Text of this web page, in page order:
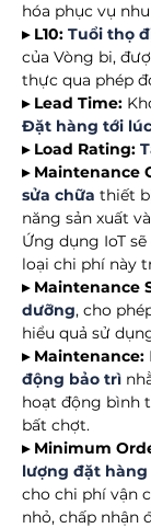
hóa phục vụ
▸ L10: Tuổi thọ
của Vòng bi,
thực qua phép
▸ Lead Time:
Đặt hàng tới
▸ Load Rating:
▸ Maintenance
sửa chữa thiết
năng sản xuất
Ứng dụng IoT
loại chi phí này
▸ Maintenance
dưỡng, cho
hiểu quả sử
▸ Maintenance:
động bảo trì
hoạt động bình
bất chợt.
▸ Minimum
lượng đặt
cho chi phí vận
nhỏ, chấp nhận